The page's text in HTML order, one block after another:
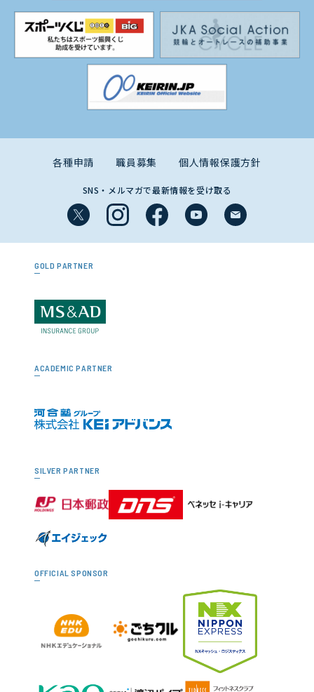
各種申請 職員募集 個人情報保護方針
SNS・メルマガで最新情報を受け取る
GOLD PARTNER
ACADEMIC PARTNER
SILVER PARTNER
OFFICIAL SPONSOR